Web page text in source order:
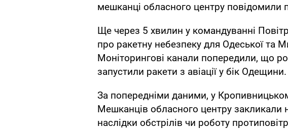
мешканці обласного центру повідомили
Ще через 5 хвилин у командуванні
про ракетну небезпеку для Одеської та
Моніторингові канали попередили, що
запустили ракети з авіації у бік Одещини.
За попередніми даними, у
Мешканців обласного центру закликали
наслідки обстрілів чи роботу